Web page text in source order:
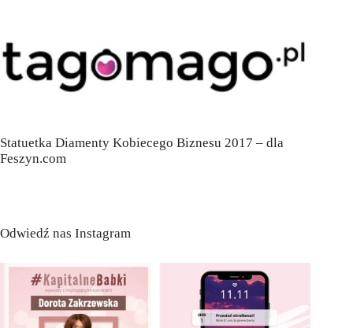
Statuetka Diamenty Kobiecego Biznesu 2017 – dla
Feszyn.com
Odwiedź nas Instagram